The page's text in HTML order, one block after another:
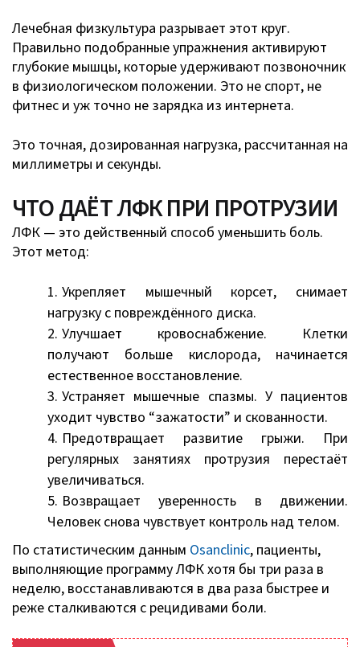
Лечебная физкультура разрывает этот круг.
Правильно подобранные упражнения активируют
глубокие мышцы, которые удерживают позвоночник
в физиологическом положении. Это не спорт, не
фитнес и уж точно не зарядка из интернета.
Это точная, дозированная нагрузка, рассчитанная на
миллиметры и секунды.
ЧТО ДАЁТ ЛФК ПРИ ПРОТРУЗИИ
ЛФК — это действенный способ уменьшить боль.
Этот метод:
Укрепляет мышечный корсет, снимает
нагрузку с повреждённого диска.
Улучшает кровоснабжение. Клетки
получают больше кислорода, начинается
естественное восстановление.
Устраняет мышечные спазмы. У пациентов
уходит чувство “зажатости” и скованности.
Предотвращает развитие грыжи. При
регулярных занятиях протрузия перестаёт
увеличиваться.
Возвращает уверенность в движении.
Человек снова чувствует контроль над телом.
По статистическим данным Osanclinic, пациенты,
выполняющие программу ЛФК хотя бы три раза в
неделю, восстанавливаются в два раза быстрее и
реже сталкиваются с рецидивами боли.